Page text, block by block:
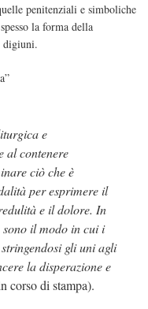
penitenziali e simboliche
la forma della
digiuni.
e
al contenere
ciò che è
per esprimere il
e il dolore. In
il modo in cui i
gli uni agli
la disperazione e
corso di stampa).